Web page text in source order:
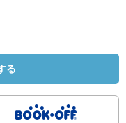
る